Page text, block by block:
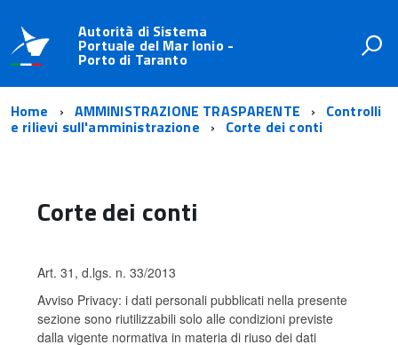
Autorità di Sistema
Portuale del Mar Ionio -
Porto di Taranto
Home AMMINISTRAZIONE TRASPARENTE Controlli
e rilievi sull'amministrazione Corte dei conti
Corte dei conti
Art. 31, d.lgs. n. 33/2013
Avviso Privacy: i dati personali pubblicati nella presente
sezione sono riutilizzabili solo alle condizioni previste
dalla vigente normativa in materia di riuso dei dati